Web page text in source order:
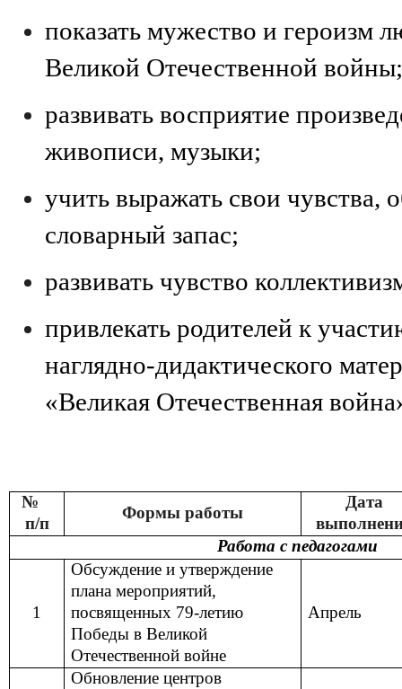
показать мужество и героизм
Великой Отечественной войны;
развивать восприятие
живописи, музыки;
учить выражать свои чувства,
словарный запас;
развивать чувство
привлекать родителей к
наглядно-дидактического
«Великая Отечественная
№
п/п
Формы работы
Дата
Работа с педагогами
1
Обсуждение и утверждение
плана мероприятий,
посвященных 79-летию
Победы в Великой
Отечественной войне
Апрель
Обновление центров